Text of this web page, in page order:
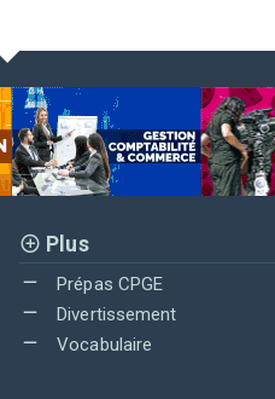
Plus
Prépas CPGE
Divertissement
Vocabulaire